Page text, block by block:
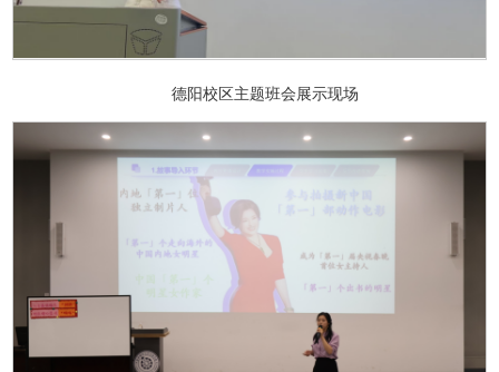
德阳校区主题班会展示现场